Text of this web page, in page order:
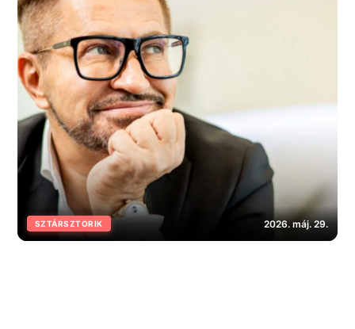
SZTÁRSZTORIK 2026. máj. 29.